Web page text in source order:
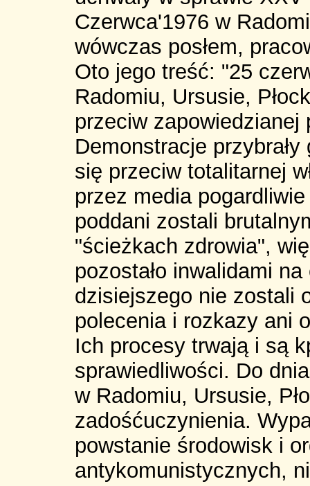
Czerwca'1976 w
wówczas posłem,
Oto jego treść: "25
Radomiu, Ursusie,
przeciw
Demonstracje przybrały
się przeciw totalitarnej
przez media
poddani zostali
"ścieżkach zdrowia",
pozostało inwalidami
dzisiejszego nie zostali
polecenia i rozkazy ani
Ich procesy trwają i są
sprawiedliwości. Do
w Radomiu, Ursusie,
zadośćuczynienia.
powstanie środowisk i
antykomunistycznych,